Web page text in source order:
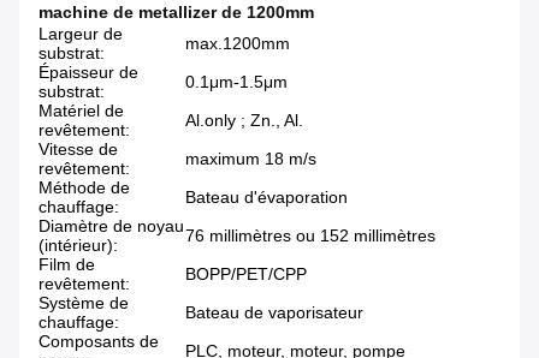
machine de metallizer de 1200mm
Largeur de
substrat:
max.1200mm
Épaisseur de
substrat:
0.1μm-1.5μm
Matériel de
revêtement:
Al.only ; Zn., Al.
Vitesse de
revêtement:
maximum 18 m/s
Méthode de
chauffage:
Bateau d'évaporation
Diamètre de noyau
(intérieur):
76 millimètres ou 152 millimètres
Film de
revêtement:
BOPP/PET/CPP
Système de
chauffage:
Bateau de vaporisateur
Composants de
PLC, moteur, moteur, pompe